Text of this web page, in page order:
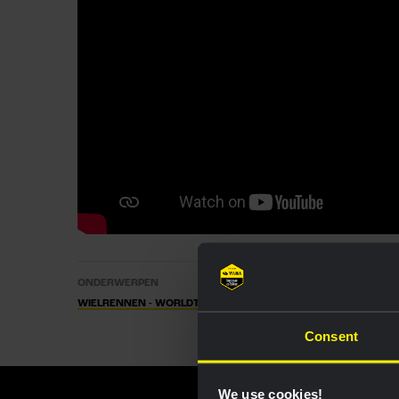
Consent
We use cookies!
ONDERWERPEN
WIELRENNEN - WORLDTEAM MEN